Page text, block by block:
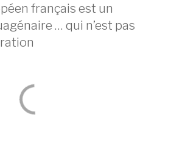
français est un
… qui n’est pas